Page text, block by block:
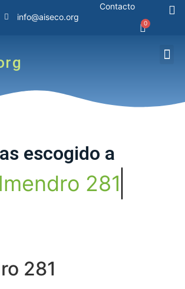
info@aiseco.org
Contacto
escogido a
mendro 281
281